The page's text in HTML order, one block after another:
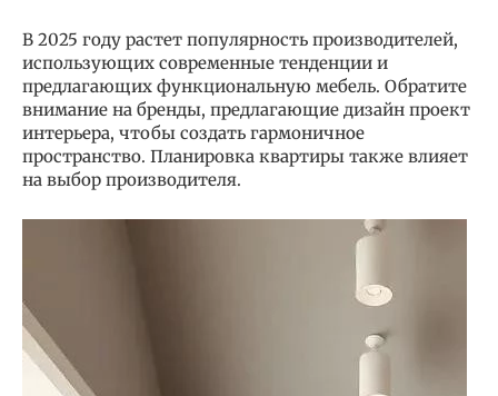
В 2025 году растет популярность производителей,
использующих современные тенденции и
предлагающих функциональную мебель. Обратите
внимание на бренды, предлагающие дизайн проект
интерьера, чтобы создать гармоничное
пространство. Планировка квартиры также влияет
на выбор производителя.